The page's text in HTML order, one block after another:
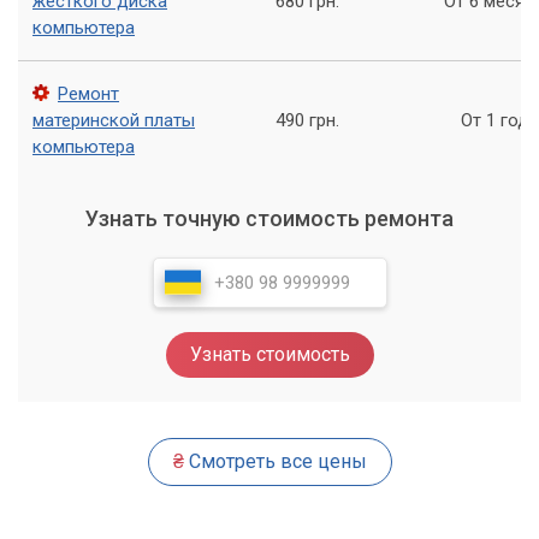
Файлы и папки: создание, копирование, перемещение,
удаление.
посещение сайтов.
Электронная почти: создание ящика, отправка и
программе Microsoft Word).
Основы безопасности в интернете: как распознать
мошенничество, создание надежных паролей.
Установка и удаление программ (базовые понятия).
По вашему желанию программа может быть расширена и
Почему выбирают «Компьютерный
компьютера
Ремонт
материнской платы
компьютера
490 грн. От 1 года
Узнать точную стоимость ремонта
Узнать стоимость
₴Смотреть все цены